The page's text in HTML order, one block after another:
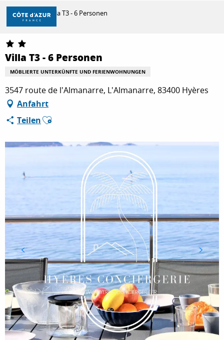
Aller
contenu
principal
ENTDECKEN
ZU TUN
AUFENTHALT
Startseite Villa T3 - 6 Personen
Villa T3 - 6 Personen
MÖBLIERTE UNTERKÜNFTE UND FERIENWOHNUNGEN
3547 route de l'Almanarre, L'Almanarre, 83400 Hyères
Anfahrt
TeilenAjouter aux favoris